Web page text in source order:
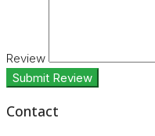
Review
Submit Review
Contact